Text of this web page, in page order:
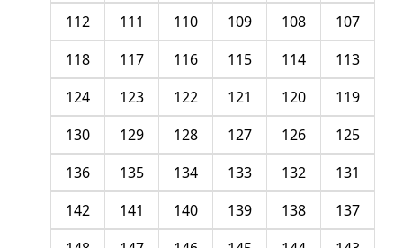
107
108
109
110
111
112
113
114
115
116
117
118
119
120
121
122
123
124
125
126
127
128
129
130
131
132
133
134
135
136
137
138
139
140
141
142